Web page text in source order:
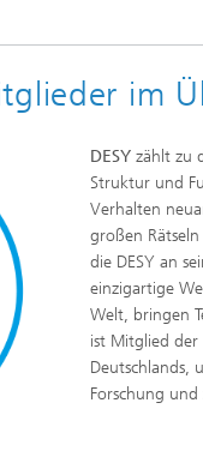
im
DESY zählt zu
Struktur und
Verhalten
großen
die DESY an
einzigartige
Welt, bringen
ist Mitglied der
Deutschlands,
Forschung